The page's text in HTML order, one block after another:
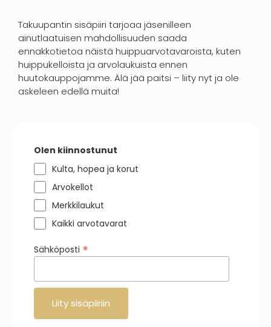
Takuupantin sisäpiiri tarjoaa jäsenilleen
ainutlaatuisen mahdollisuuden saada
ennakkotietoa näistä huippuarvotavaroista, kuten
huippukelloista ja arvolaukuista ennen
huutokauppojamme. Älä jää paitsi – liity nyt ja ole
askeleen edellä muita!
Olen kiinnostunut
Kulta, hopea ja korut
Arvokellot
Merkkilaukut
Kaikki arvotavarat
Sähköposti *